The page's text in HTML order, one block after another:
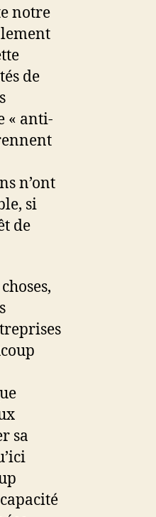
notre
de
« anti-
n’ont
si
de
sa